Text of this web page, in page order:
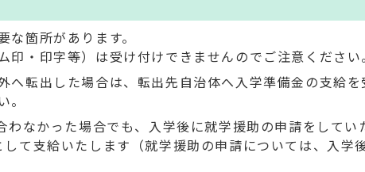
箇所があります。
印・印字等）は受け付けできませんのでご注意ください
へ転出した場合は、転出先自治体へ入学準備金の支給
なかった場合でも、入学後に就学援助の申請をしてい
て支給いたします（就学援助の申請については、入学